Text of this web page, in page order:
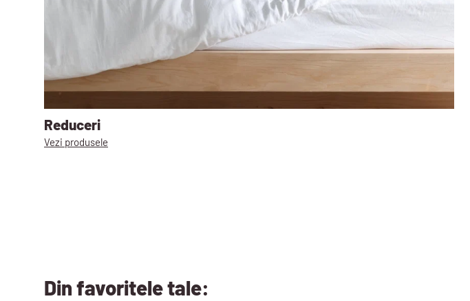
Reduceri
Vezi produsele
Din favoritele tale: